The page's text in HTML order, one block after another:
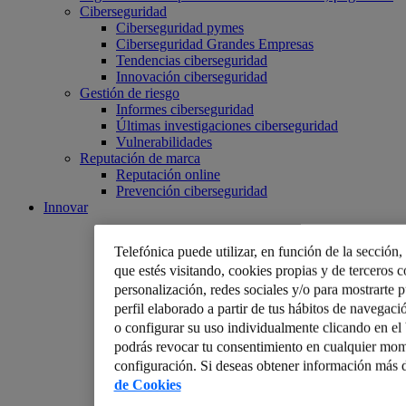
Ciberseguridad
Ciberseguridad pymes
Ciberseguridad Grandes Empresas
Tendencias ciberseguridad
Innovación ciberseguridad
Gestión de riesgo
Informes ciberseguridad
Últimas investigaciones ciberseguridad
Vulnerabilidades
Reputación de marca
Reputación online
Prevención ciberseguridad
Innovar
Telefónica puede utilizar, en función de la
que estés visitando, cookies propias y de terceros
personalización, redes sociales y/o para mostrarte
perfil elaborado a partir de tus hábitos de
o configurar su uso individualmente clicando en
podrás revocar tu consentimiento en cualquier
configuración. Si deseas obtener información más
de Cookies